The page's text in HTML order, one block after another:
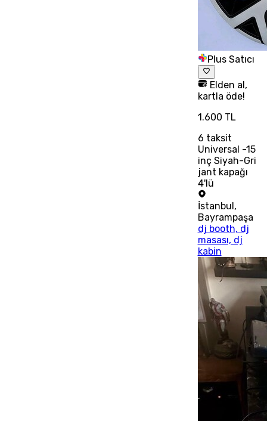
Plus Satıcı
Elden al,
kartla öde!
1.600 TL
6 taksit
Universal -15
inç Siyah-Gri
jant kapağı
4'lü
İstanbul,
Bayrampaşa
dj booth, dj
masası, dj
kabin